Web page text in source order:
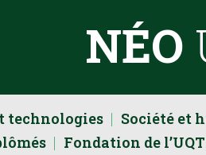
NÉO
technologies Société et
Fondation de